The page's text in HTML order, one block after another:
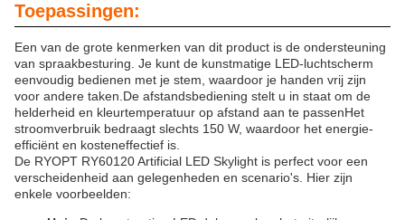
Toepassingen:
Een van de grote kenmerken van dit product is de ondersteuning
van spraakbesturing. Je kunt de kunstmatige LED-luchtscherm
eenvoudig bedienen met je stem, waardoor je handen vrij zijn
voor andere taken.De afstandsbediening stelt u in staat om de
helderheid en kleurtemperatuur op afstand aan te passenHet
stroomverbruik bedraagt slechts 150 W, waardoor het energie-
efficiënt en kosteneffectief is.
De RYOPT RY60120 Artificial LED Skylight is perfect voor een
verscheidenheid aan gelegenheden en scenario's. Hier zijn
enkele voorbeelden: